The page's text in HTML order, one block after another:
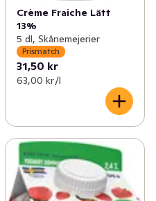
Crème Fraiche Lätt
13%
5 dl, Skånemejerier
Prismatch
31,50 kr
63,00 kr /l